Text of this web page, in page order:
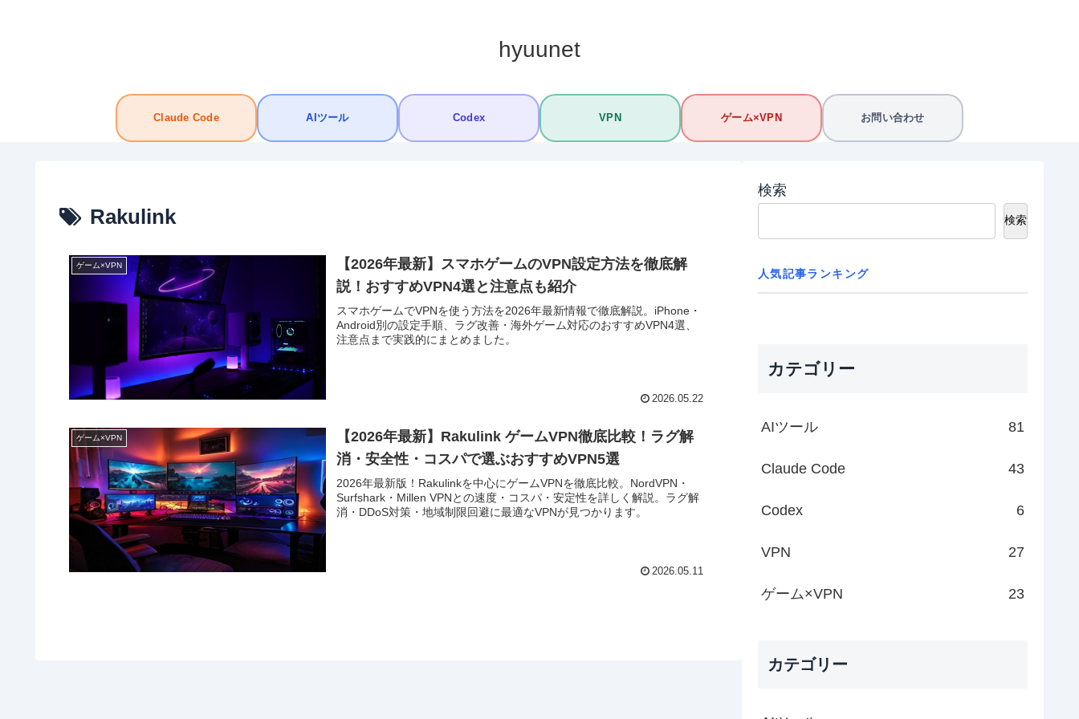
hyuunet
Claude Code AIツール Codex VPN ゲーム×VPN お問い合わせ
Rakulink
ゲーム×VPN
【2026年最新】スマホゲームのVPN設定方法を徹底解
説！おすすめVPN4選と注意点も紹介
スマホゲームでVPNを使う方法を2026年最新情報で徹底解説。iPhone・
Android別の設定手順、ラグ改善・海外ゲーム対応のおすすめVPN4選、
注意点まで実践的にまとめました。
2026.05.22
ゲーム×VPN
【2026年最新】Rakulink ゲームVPN徹底比較！ラグ解
消・安全性・コスパで選ぶおすすめVPN5選
2026年最新版！Rakulinkを中心にゲームVPNを徹底比較。NordVPN・
Surfshark・Millen VPNとの速度・コスパ・安定性を詳しく解説。ラグ解
消・DDoS対策・地域制限回避に最適なVPNが見つかります。
2026.05.11
検索
検索
人気記事ランキング
カテゴリー
AIツール 81
Claude Code 43
Codex 6
VPN 27
ゲーム×VPN 23
カテゴリー